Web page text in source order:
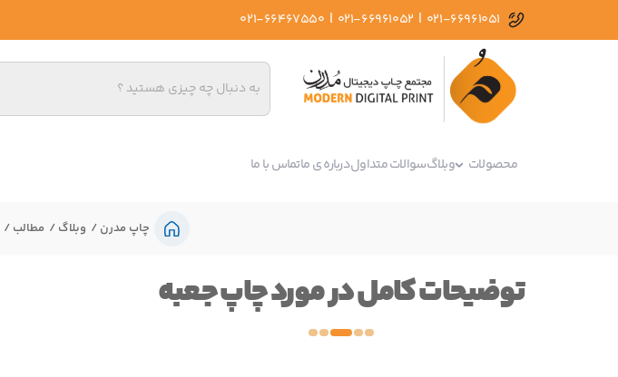
021-66961051
|
021-66961052
|
021-66467550
محصولات وبلاگسوالات متداولدرباره ی ماتماس با ما
چاپ مدرن وبلاگ مطالب
توضیحات کامل در مورد چاپ جعبه